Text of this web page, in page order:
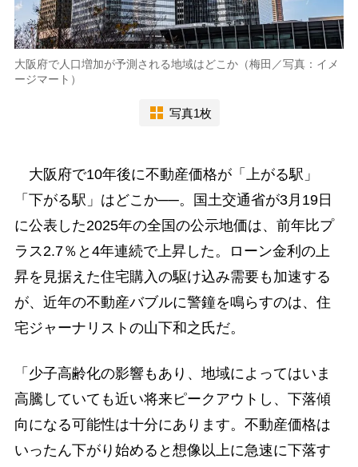
大阪府で人口増加が予測される地域はどこか（梅田／写真：イメ
ージマート）
写真1枚
大阪府で10年後に不動産価格が「上がる駅」
「下がる駅」はどこか──。国土交通省が3月19日
に公表した2025年の全国の公示地価は、前年比プ
ラス2.7％と4年連続で上昇した。ローン金利の上
昇を見据えた住宅購入の駆け込み需要も加速する
が、近年の不動産バブルに警鐘を鳴らすのは、住
宅ジャーナリストの山下和之氏だ。
「少子高齢化の影響もあり、地域によってはいま
高騰していても近い将来ピークアウトし、下落傾
向になる可能性は十分にあります。不動産価格は
いったん下がり始めると想像以上に急速に下落す